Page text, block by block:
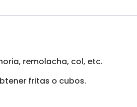
remolacha, col, etc.
fritas o cubos.